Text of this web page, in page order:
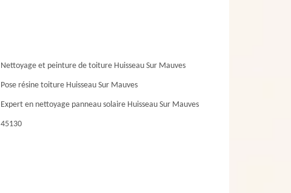
Nettoyage et peinture de toiture Huisseau Sur Mauves
Pose résine toiture Huisseau Sur Mauves
Expert en nettoyage panneau solaire Huisseau Sur Mauves
45130